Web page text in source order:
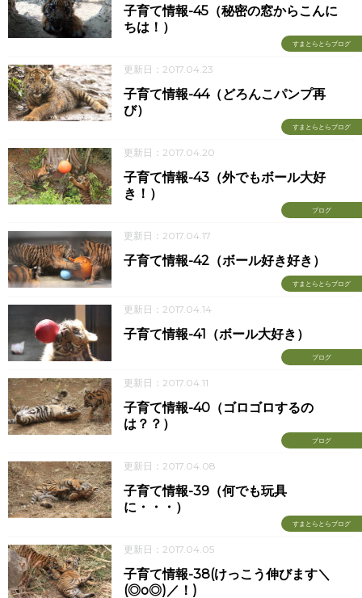
すまとらとらブログ
子育て情報-45（秘密の窓からこんに
ちは！）
更新日：2017.04.23
すまとらとらブログ
子育て情報-44（どろんこパンプ再
び）
更新日：2017.04.20
ブログ
子育て情報-43（外でもボール大好
き！）
更新日：2017.04.17
すまとらとらブログ
子育て情報-42（ボール好き好き）
更新日：2017.04.14
ブログ
子育て情報-41（ボール大好き）
更新日：2017.04.11
ブログ
子育て情報-40（ゴロゴロするの
は？？）
更新日：2017.04.08
すまとらとらブログ
子育て情報-39（何でも玩具
に・・・）
更新日：2017.04.05
子育て情報-38(けっこう伸びます＼
(◎o◎)／！)